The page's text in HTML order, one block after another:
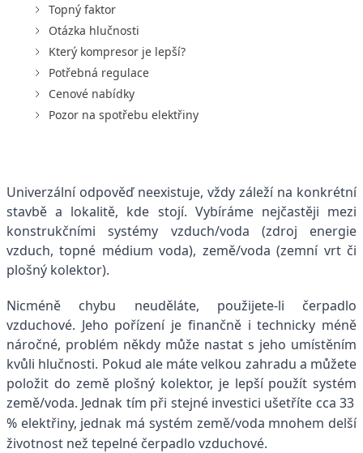
Topný faktor
Otázka hlučnosti
Který kompresor je lepší?
Potřebná regulace
Cenové nabídky
Pozor na spotřebu elektřiny
Univerzální odpověď neexistuje, vždy záleží na konkrétní
stavbě a lokalitě, kde stojí. Vybíráme nejčastěji mezi
konstrukčními systémy vzduch/voda (zdroj energie
vzduch, topné médium voda), země/voda (zemní vrt či
plošný kolektor).
Nicméně chybu neuděláte, použijete-li čerpadlo
vzduchové. Jeho pořízení je finančně i technicky méně
náročné, problém někdy může nastat s jeho umístěním
kvůli hlučnosti. Pokud ale máte velkou zahradu a můžete
položit do země plošný kolektor, je lepší použít systém
země/voda. Jednak tím při stejné investici ušetříte cca 33
% elektřiny, jednak má systém země/voda mnohem delší
životnost než tepelné čerpadlo vzduchové.